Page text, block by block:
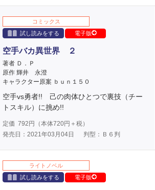
コミックス
試し読みをする
電子版
空手バカ異世界 ２
著者 Ｄ．Ｐ
原作 輝井 永澄
キャラクター原案 ｂｕｎ１５０
空手vs勇者!! 己の肉体ひとつで裏技（チー
トスキル）に挑め!!
定価 792 円（本体720円＋税）
発売日：2021年03月04日
判型：Ｂ６判
ライトノベル
試し読みをする
電子版